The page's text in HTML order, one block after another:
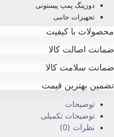
دوزینگ پمپ پیستونی
تجهیزات جانبی
محصولات با کیفیت
ضمانت اصالت کالا
ضمانت سلامت کالا
تضمین بهترین قیمت
توضیحات
توضیحات تکمیلی
نظرات (0)